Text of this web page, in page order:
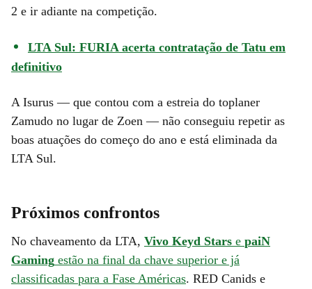
2 e ir adiante na competição.
LTA Sul: FURIA acerta contratação de Tatu em
definitivo
A Isurus — que contou com a estreia do toplaner
Zamudo no lugar de Zoen — não conseguiu repetir as
boas atuações do começo do ano e está eliminada da
LTA Sul.
Próximos confrontos
No chaveamento da LTA, Vivo Keyd Stars e paiN
Gaming estão na final da chave superior e já
classificadas para a Fase Américas. RED Canids e